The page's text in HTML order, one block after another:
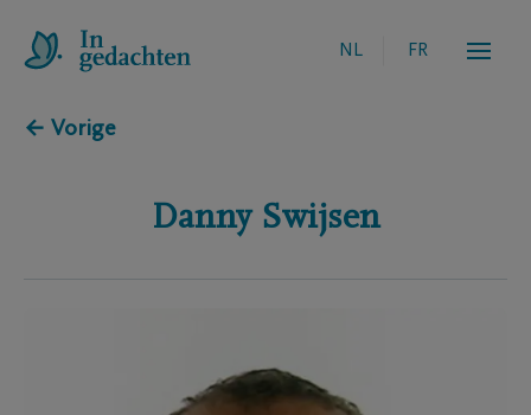
NL FR
← Vorige
Danny Swijsen